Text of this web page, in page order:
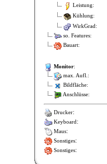
Leistung:
Kühlung:
WirkGrad:
so. Features:
Bauart:
Monitor:
max. Aufl.:
Bildfläche:
Anschlüsse:
Drucker:
Keyboard:
Maus:
Sonstiges:
Sonstiges: